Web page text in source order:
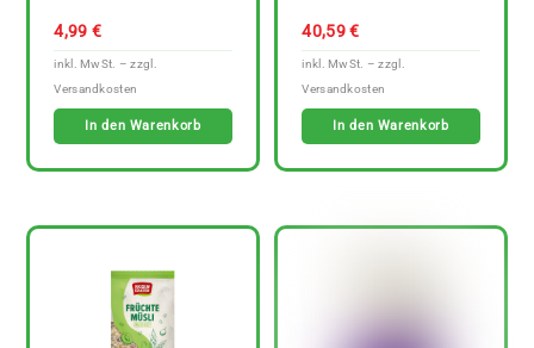
4,99 €
In den Warenkorb
40,59€
In den Warenkorb